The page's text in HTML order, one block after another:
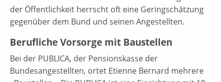
der Öffentlichkeit herrscht oft eine Geringschätzung
gegenüber dem Bund und seinen Angestellten.
Berufliche Vorsorge mit Baustellen
Bei der PUBLICA, der Pensionskasse der
Bundesangestellten, ortet Etienne Bernard mehrere